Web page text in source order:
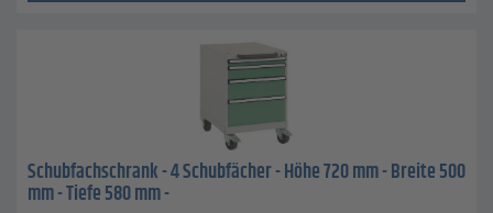
Schubfachschrank - 4 Schubfächer - Höhe 720 mm - Breite 500
mm - Tiefe 580 mm -